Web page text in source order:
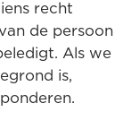
recht
de persoon
Als we
is,